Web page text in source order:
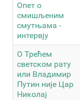
Опет о
смишљеним
смутњама -
интервју
О Трећем
светском рату
или Владимир
Путин није Цар
Николај